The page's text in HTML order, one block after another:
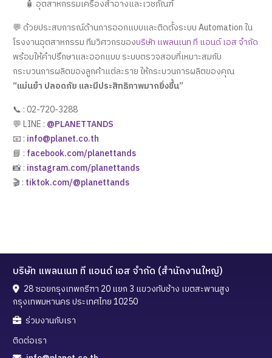
🧴 อุตสาหกรรมเครื่องสำอางและเวชภัณฑ์
💬 ด้วยประสบการณ์ด้านการออกแบบและติดตั้งระบบ Automation ใน
โรงงานอุตสาหกรรม ทีมวิศวกรของบริษัท แพลนเนท ที แอนด์ เอส จำกัด
พร้อมให้คำปรึกษาและออกแบบ ระบบตรวจสอบที่เหมาะสมกับ
กระบวนการผลิตของลูกค้าแต่ละราย ให้กระบวนการผลิตของคุณ
“แม่นยำ ปลอดภัย และมีประสิทธิภาพมากยิ่งขึ้น”
📞 : 02-720-3288
💬 LINE : @PLANETTANDS
📧 : info@planet.co.th
📘 : facebook.com/planettands
📸 : instagram.com/planettands
🎬 : tiktok.com/@planettands
บริษัท แพลนเนท ที แอนด์ เอส จำกัด (สำนักงานใหญ่)
28 ซอยกรุงเทพกรีฑา 20 แยก 3 แขวงทับช้าง เขตสะพานสูง
กรุงเทพมหานคร ประเทศไทย 10250
ร่วมงานกับเรา
ติดต่อเรา